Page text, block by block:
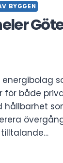
BYGGEN
för både
hållbarhet